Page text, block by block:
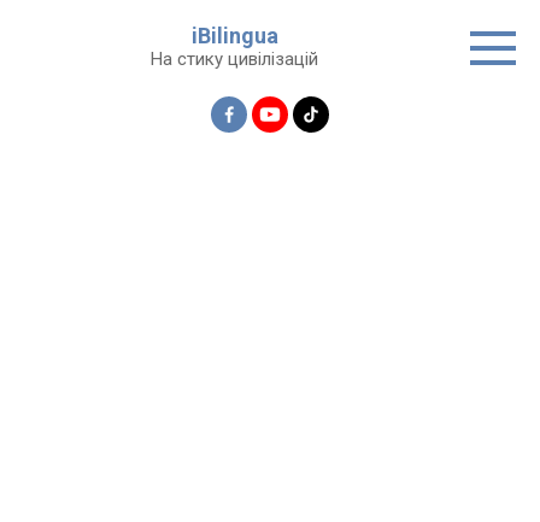
iBilingua
На стику цивілізацій